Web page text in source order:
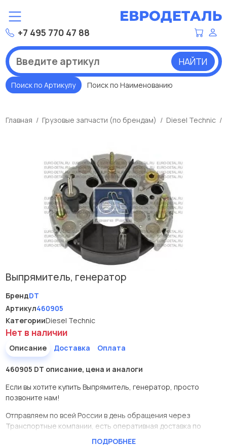
+7 495 770 47 88
НАЙТИ
Поиск по Артикулу Поиск по Наименованию
Главная Грузовые запчасти (по брендам) Diesel Technic
Выпрямитель, генератор
БрендDT
Артикул460905
КатегорииDiesel Technic
Нет в наличии
Описание Доставка Оплата
460905 DT описание, цена и аналоги
Если вы хотите купить Выпрямитель, генератор, просто
позвоните нам!
Отправляем по всей России в день обращения через
Транспортные компании, есть оперативная доставка по
ПОДРОБНЕЕ